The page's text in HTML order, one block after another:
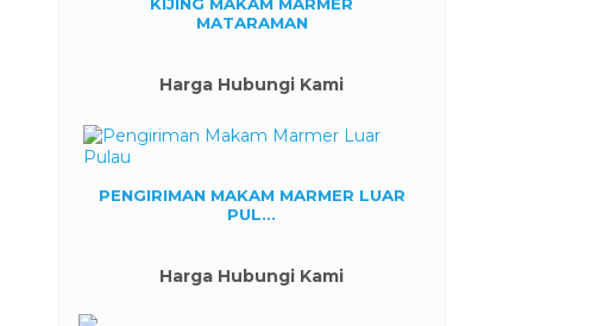
MATARAMAN
Harga Hubungi Kami
PENGIRIMAN MAKAM MARMER LUAR
PUL...
Harga Hubungi Kami